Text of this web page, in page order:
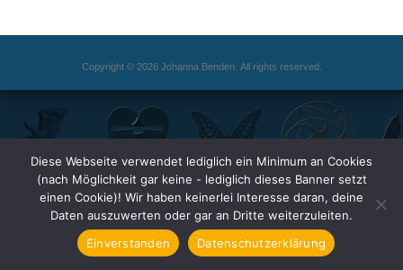
Copyright © 2026 Johanna Benden. All rights reserved.
Diese Webseite verwendet lediglich ein Minimum an Cookies
(nach Möglichkeit gar keine - lediglich dieses Banner setzt
einen Cookie)! Wir haben keinerlei Interesse daran, deine
Daten auszuwerten oder gar an Dritte weiterzuleiten.
Einverstanden
Datenschutzerklärung